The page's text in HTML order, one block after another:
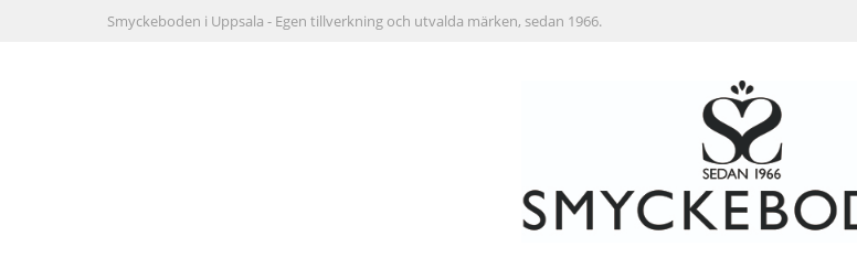
Smyckeboden i Uppsala - Egen tillverkning och utvalda märken, sedan 1966.